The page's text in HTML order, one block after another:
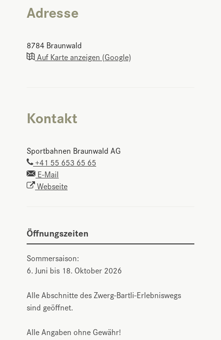
Adresse
8784 Braunwald
Auf Karte anzeigen (Google)
Kontakt
Sportbahnen Braunwald AG
+41 55 653 65 65
E-Mail
Webseite
Öffnungszeiten
Sommersaison:
6. Juni bis 18. Oktober 2026
Alle Abschnitte des Zwerg-Bartli-Erlebniswegs
sind geöffnet.
Alle Angaben ohne Gewähr!